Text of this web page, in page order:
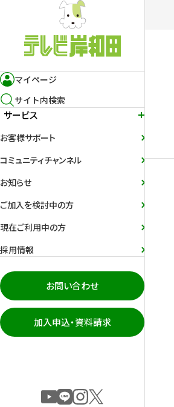
マイページ
サイト内検索
サービス
お客様サポート
コミュニティチャンネル
お知らせ
ご加入を検討中の方
現在ご利用中の方
採用情報
お問い合わせ
加入申込・資料請求